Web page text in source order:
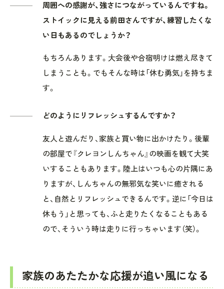
周囲への感謝が、強さにつながっているんですね。
ストイックに見える前田さんですが、練習したくな
い日もあるのでしょうか？
もちろんあります。大会後や合宿明けは燃え尽きて
しまうことも。でもそんな時は「休む勇気」を持ちま
す。
どのようにリフレッシュするんですか？
友人と遊んだり、家族と買い物に出かけたり。後輩
の部屋で『クレヨンしんちゃん』の映画を観て大笑
いすることもあります。陸上はいつも心の片隅にあ
りますが、しんちゃんの無邪気な笑いに癒される
と、自然とリフレッシュできるんです。逆に「今日は
休もう」と思っても、ふと走りたくなることもある
ので、そういう時は走りに行っちゃいます（笑）。
家族のあたたかな応援が追い風になる